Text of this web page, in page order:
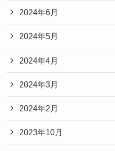
2024年6月
2024年5月
2024年4月
2024年3月
2024年2月
2023年10月